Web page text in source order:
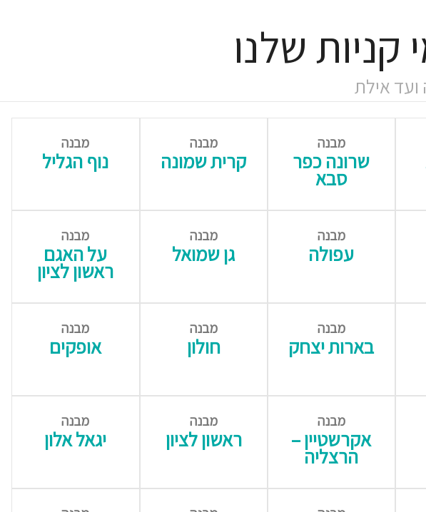
שלנו
ועד אילת
מבנה
שרונה כפר
סבא
מבנה
קרית שמונה
מבנה
נוף הגליל
מבנה
עפולה
מבנה
גן שמואל
מבנה
על האגם
ראשון לציון
מבנה
בארות יצחק
מבנה
חולון
מבנה
אופקים
מבנה
אקרשטיין –
הרצליה
מבנה
ראשון לציון
מבנה
יגאל אלון